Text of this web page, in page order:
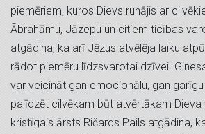
piemēriem, kuros Dievs runājis ar
Ābrahāmu, Jāzepu un citiem ticības
atgādina, ka arī Jēzus atvēlēja laiku
rādot piemēru līdzsvarotai dzīvei.
var veicināt gan emocionālu, gan
palīdzēt cilvēkam būt atvērtākam
kristīgais ārsts Ričards Pails atgādina,